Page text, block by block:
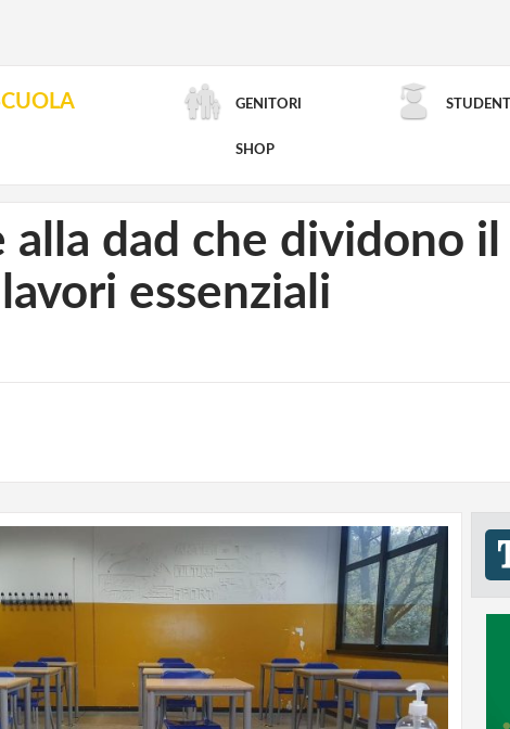
GENITORI STUDENTI
SHOP
RICERCA AVANZATA
alla dad che dividono
essenziali